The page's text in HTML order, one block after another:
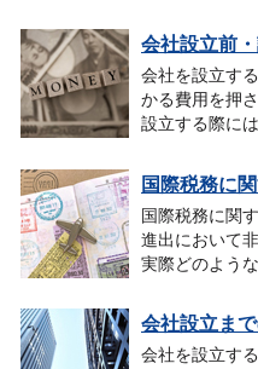
会社設立前
会社を設立す
かる費用を押
設立する際に
国際税務に
国際税務に関
進出において
実際どのよう
会社設立ま
会社を設立す